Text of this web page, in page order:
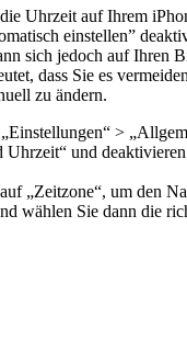
Uhrzeit auf Ihrem
einstellen”
sich jedoch auf Ihren
dass Sie es
zu ändern.
>
Uhrzeit“ und
„Zeitzone“, um den
wählen Sie dann die